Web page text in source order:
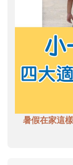
暑假在家這